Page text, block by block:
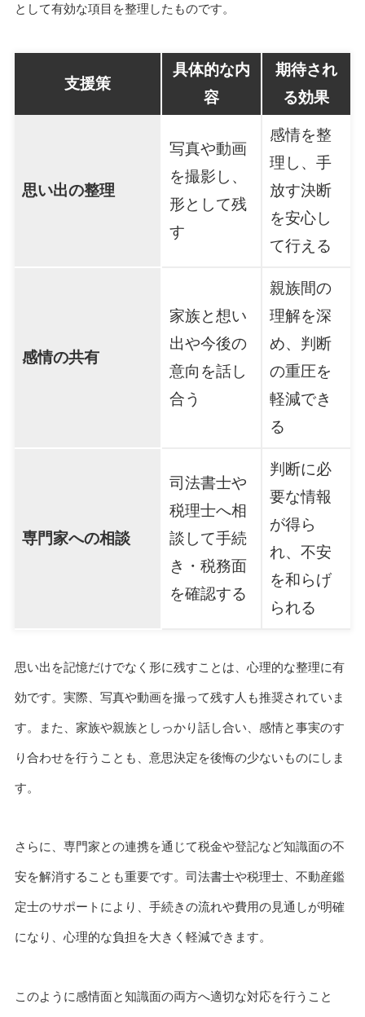
として有効な項目を整理したものです。
支援策
具体的な内
容
期待され
る効果
思い出の整理
写真や動画
を撮影し、
形として残
す
感情を整
理し、手
放す決断
を安心し
て行える
感情の共有
家族と想い
出や今後の
意向を話し
合う
親族間の
理解を深
め、判断
の重圧を
軽減でき
る
専門家への相談
司法書士や
税理士へ相
談して手続
き・税務面
を確認する
判断に必
要な情報
が得ら
れ、不安
を和らげ
られる
思い出を記憶だけでなく形に残すことは、心理的な整理に有
効です。実際、写真や動画を撮って残す人も推奨されていま
す。また、家族や親族としっかり話し合い、感情と事実のす
り合わせを行うことも、意思決定を後悔の少ないものにしま
す。
さらに、専門家との連携を通じて税金や登記など知識面の不
安を解消することも重要です。司法書士や税理士、不動産鑑
定士のサポートにより、手続きの流れや費用の見通しが明確
になり、心理的な負担を大きく軽減できます。
このように感情面と知識面の両方へ適切な対応を行うこと